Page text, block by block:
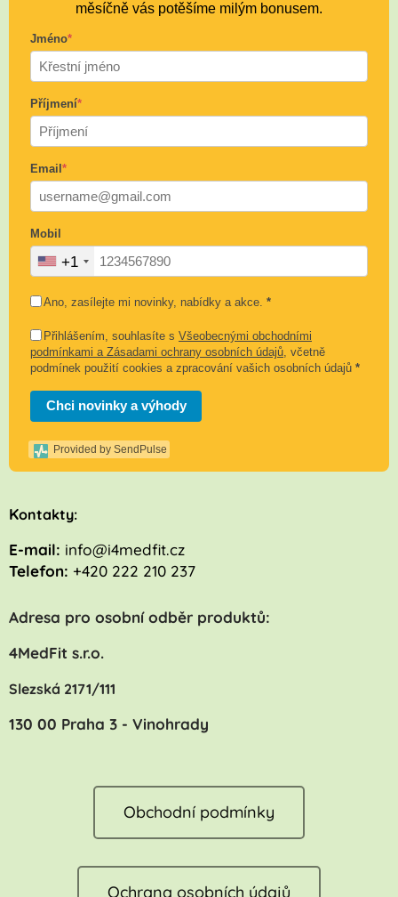
měsíčně vás potěšíme milým bonusem.
Jméno*
Příjmení*
Email *
Mobil
+1
Ano, zasílejte mi novinky, nabídky a akce. *
Přihlášením, souhlasíte s Všeobecnými obchodními
podmínkami a Zásadami ochrany osobních údajů, včetně
podmínek použití cookies a zpracování vašich osobních údajů *
Chci novinky a výhody
Provided by SendPulse
Kontakty:
E-mail: info@i4medfit.cz
Telefon: +420 222 210 237
Adresa pro osobní odběr produktů:
4MedFit s.r.o.
Slezská 2171/111
130 00 Praha 3 - Vinohrady
Obchodní podmínky
Ochrana osobních údajů